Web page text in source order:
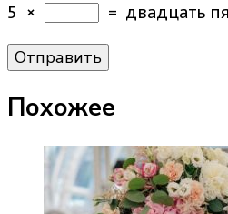
5 × = двадцать
Похожее